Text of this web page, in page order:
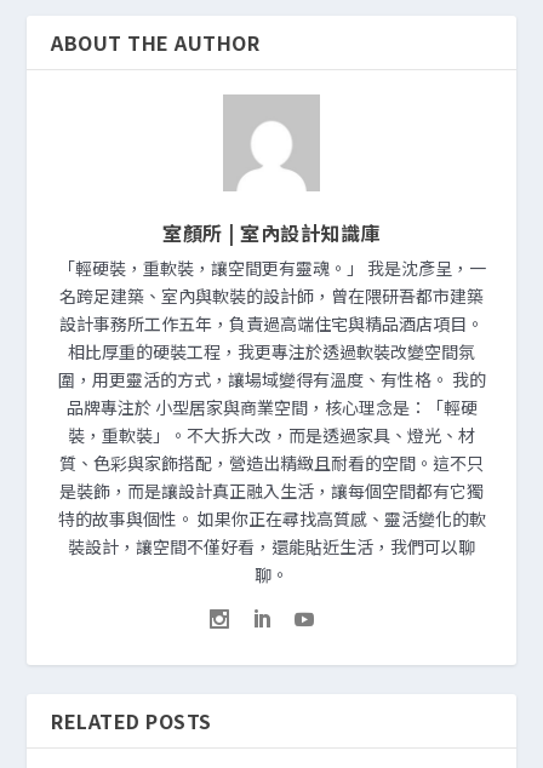
ABOUT THE AUTHOR
室顏所 | 室內設計知識庫
「輕硬裝，重軟裝，讓空間更有靈魂。」 我是沈彥呈，一
名跨足建築、室內與軟裝的設計師，曾在隈研吾都市建築
設計事務所工作五年，負責過高端住宅與精品酒店項目。
相比厚重的硬裝工程，我更專注於透過軟裝改變空間氛
圍，用更靈活的方式，讓場域變得有溫度、有性格。 我的
品牌專注於 小型居家與商業空間，核心理念是：「輕硬
裝，重軟裝」。不大拆大改，而是透過家具、燈光、材
質、色彩與家飾搭配，營造出精緻且耐看的空間。這不只
是裝飾，而是讓設計真正融入生活，讓每個空間都有它獨
特的故事與個性。 如果你正在尋找高質感、靈活變化的軟
裝設計，讓空間不僅好看，還能貼近生活，我們可以聊
聊。
RELATED POSTS